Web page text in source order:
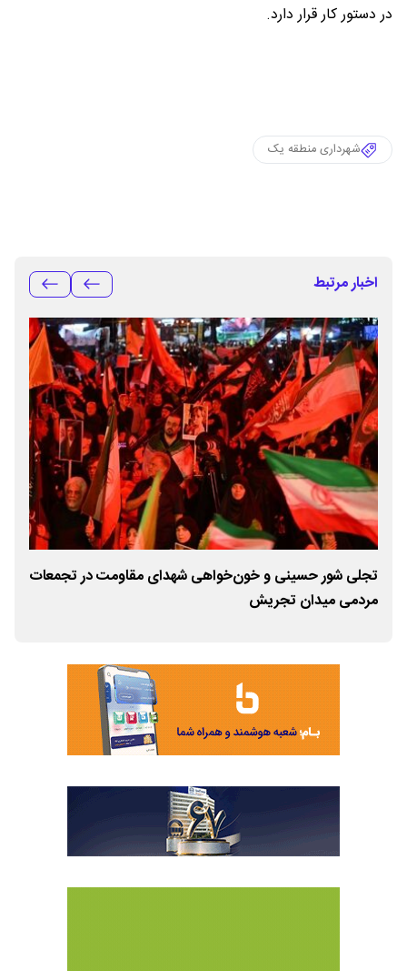
در دستور کار قرار دارد.
شهرداری منطقه یک
اخبار مرتبط
تجلی شور حسینی و خون‌خواهی شهدای مقاومت در تجمعات
مردمی میدان تجریش